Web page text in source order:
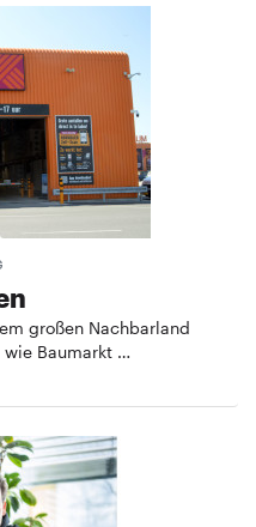
großen Nachbarland
wie Baumarkt …